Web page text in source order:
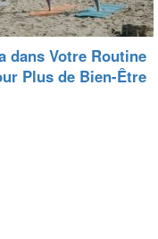
dans Votre Routine
Plus de Bien-Être